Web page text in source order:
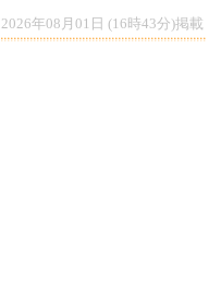
2026年08月01日 (16時43分)掲載